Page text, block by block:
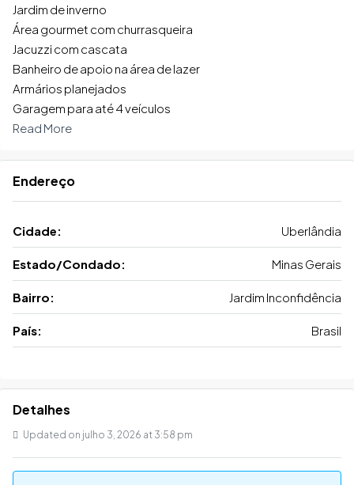
Jardim de inverno
Área gourmet com churrasqueira
Jacuzzi com cascata
Banheiro de apoio na área de lazer
Armários planejados
Garagem para até 4 veículos
Read More
Endereço
Cidade: Uberlândia
Estado/Condado: Minas Gerais
Bairro: Jardim Inconfidência
País: Brasil
Detalhes
Updated on julho 3, 2026 at 3:58 pm